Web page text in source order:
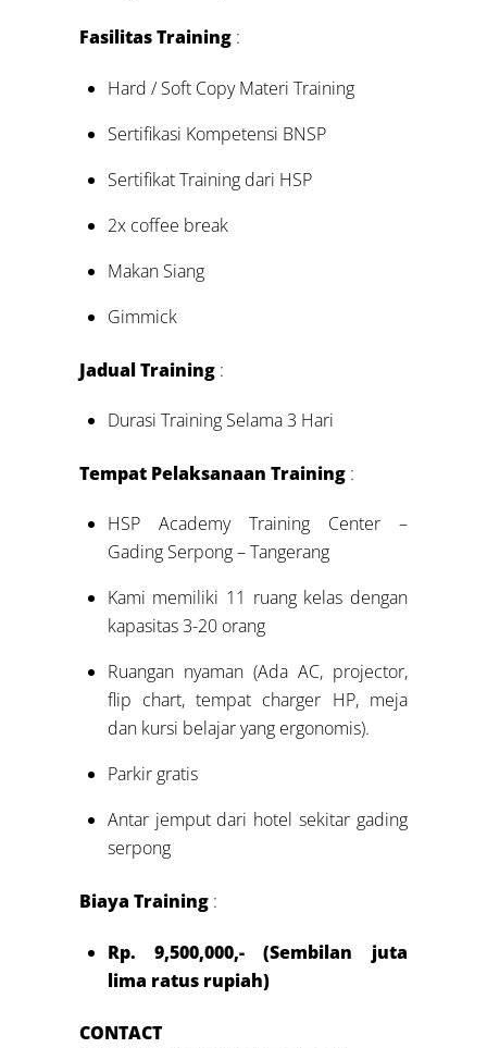
Fasilitas Training :
Hard / Soft Copy Materi Training
Sertifikasi Kompetensi BNSP
Sertifikat Training dari HSP
2x coffee break
Makan Siang
Gimmick
Jadual Training :
Durasi Training Selama 3 Hari
Tempat Pelaksanaan Training :
HSP Academy Training Center –
Gading Serpong – Tangerang
Kami memiliki 11 ruang kelas dengan
kapasitas 3-20 orang
Ruangan nyaman (Ada AC, projector,
flip chart, tempat charger HP, meja
dan kursi belajar yang ergonomis).
Parkir gratis
Antar jemput dari hotel sekitar gading
serpong
Biaya Training :
Rp. 9,500,000,- (Sembilan juta
lima ratus rupiah)
CONTACT